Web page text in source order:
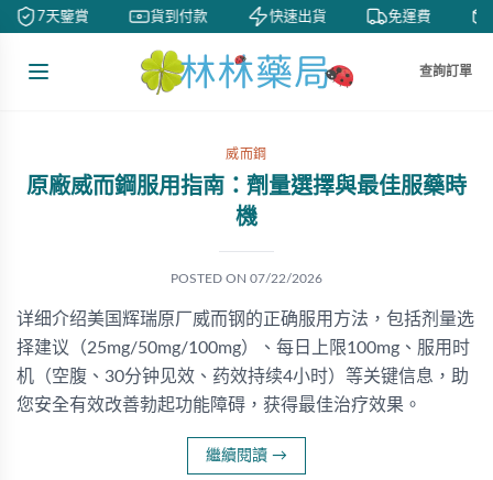
7天鑒賞 貨到付款 快速出貨 免運費
查詢訂單
威而鋼
原廠威而鋼服用指南：劑量選擇與最佳服藥時
機
POSTED ON 07/22/2026
详细介绍美国辉瑞原厂威而钢的正确服用方法，包括剂量选
择建议（25mg/50mg/100mg）、每日上限100mg、服用时
机（空腹、30分钟见效、药效持续4小时）等关键信息，助
您安全有效改善勃起功能障碍，获得最佳治疗效果。
繼續閱讀 →